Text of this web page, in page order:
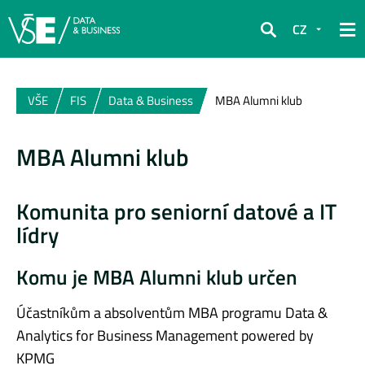
Hledat
CZ
VŠE FIS Data & Business MBA Alumni klub
MBA Alumni klub
Komunita pro seniorní datové a IT
lídry
Komu je MBA Alumni klub určen
Účastníkům a absolventům MBA programu Data &
Analytics for Business Management powered by
KPMG